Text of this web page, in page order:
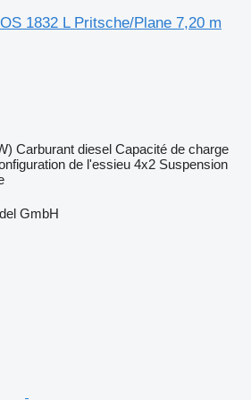
1832 L Pritsche/Plane 7,20 m
Carburant diesel Capacité de charge
de l'essieu 4x2 Suspension
GmbH